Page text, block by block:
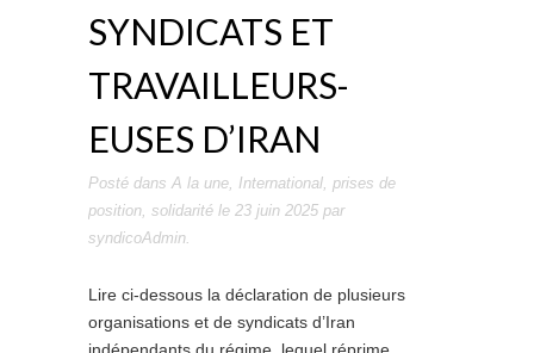
SYNDICATS ET
TRAVAILLEURS-
EUSES D’IRAN
Posté dans A la une, International, prises de
position, solidarité le 23 juin 2025 par
syndicoAdmin.
Lire ci-dessous la déclaration de plusieurs
organisations et de syndicats d’Iran